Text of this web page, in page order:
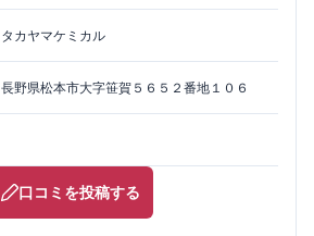
タカヤマケミカル
長野県松本市大字笹賀５６５２番地１０６
口コミを投稿する